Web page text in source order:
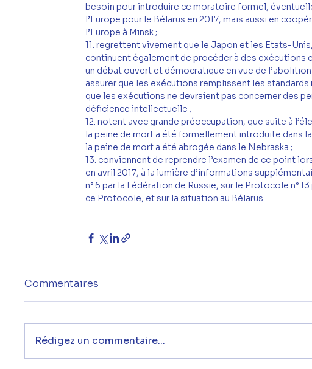
besoin pour introduire ce moratoire formel,
l’Europe pour le Bélarus en 2017, mais aussi en
l’Europe à Minsk ;
11. regrettent vivement que le Japon et les Etats-
continuent également de procéder à des
un débat ouvert et démocratique en vue de
assurer que les exécutions remplissent les
que les exécutions ne devraient pas concerner des
déficience intellectuelle ;
12. notent avec grande préoccupation, que suite à
la peine de mort a été formellement introduite dans
la peine de mort a été abrogée dans le Nebraska ;
13. conviennent de reprendre l’examen de ce point
en avril 2017, à la lumière d’informations
n° 6 par la Fédération de Russie, sur le Protocole n°
ce Protocole, et sur la situation au Bélarus.
Commentaires
Rédigez un commentaire...